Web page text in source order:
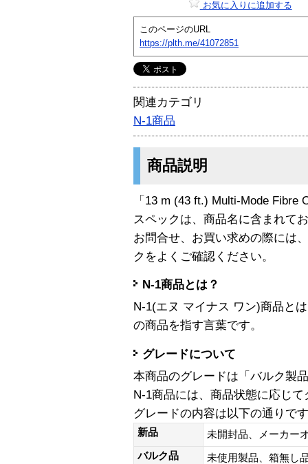
お気に入りに追加する
このページのURL
https://plth.me/41072851
関連カテゴリ
N-1商品
商品説明
「13 m (43 ft.) Multi-Mode Fibre
スペックは、商品名に含まれて
お問合せ、お買い求めの際には
クをよくご確認ください。
N-1商品とは？
N-1(エヌ マイナス ワン)商品と
の商品を指す言葉です。
グレードについて
本商品のグレードは「バルク製
N-1商品には、商品状態に応じ
グレードの内容は以下の通りで
新品
未開封品、メーカー
バルク品
未使用製品、箱無